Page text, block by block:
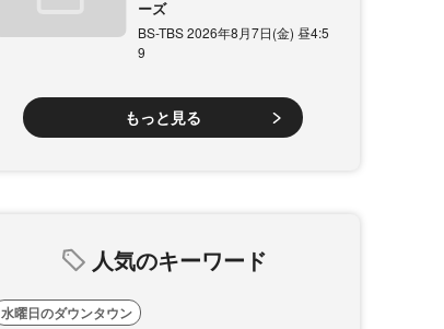
ーズ
BS-TBS 2026年8月7日(金) 昼4:5
9
もっと見る
人気のキーワード
水曜日のダウンタウン